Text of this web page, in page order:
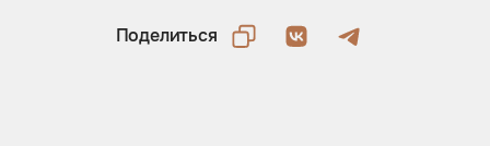
Поделиться